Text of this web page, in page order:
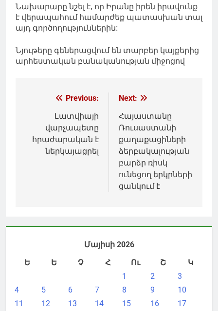
Նախարարը նշել է, որ Իրանը իրեն իրավունք
է վերապահում համարժեք պատասխան տալ
այդ գործողություններին:
Նյութերը գեներացվում են տարբեր կայքերից
արհեստական բանականության միջոցով
Գրառումների
նավարկումը
Previous:
Լատվիայի
վարչապետը
հրաժարական է
ներկայացրել
Next:
Հայաստանը
Ռուսաստանի
քաղաքացիների
ձերբակալության
բարձր ռիսկ
ունեցող երկրների
ցանկում է
Մայիսի 2026
Ե
Ե Չ Հ Ու Շ
Կ
1
2
3
4
5 6 7 8 9
10
11
12 13 14 15 16 17